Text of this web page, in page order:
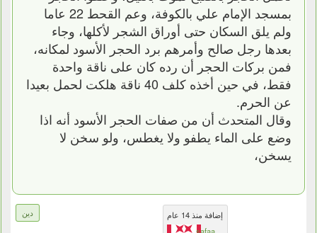
بمسجد الإمام علي بالكوفة، وعم القحط 22 عاما
ولم يلق السكان حتى أوراق الشجر لأكلها، وجاء
بعدها رجل صالح وأمرهم برد الحجر الأسود لمكانه،
فمن بركات الحجر أن رده كان على ناقة واحدة
فقط، في حين أخذه كلف 40 ناقة هلكت لحمل بعيدا
عن الحرم.
وقال المتحدث أن من صفات الحجر الأسود أنه اذا
وضع على الماء يطفو ولا يغطس، ولو سخن لا
يسخن،
دين
إضافة منذ 14 عام